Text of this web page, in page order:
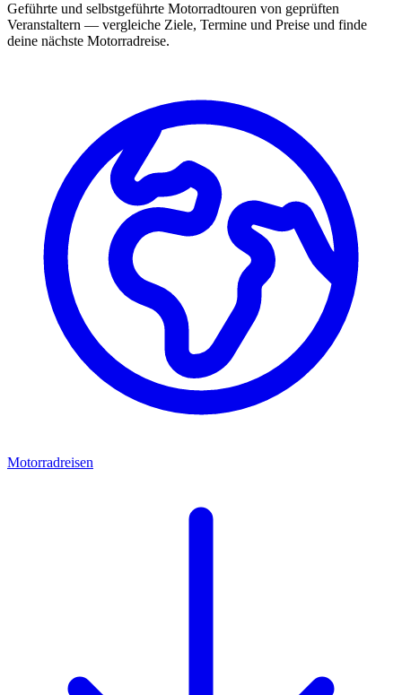
Geführte und selbstgeführte Motorradtouren von geprüften
Veranstaltern — vergleiche Ziele, Termine und Preise und finde
deine nächste Motorradreise.
Motorradreisen